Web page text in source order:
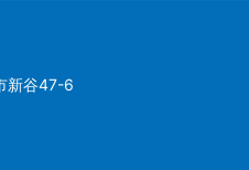
新谷47-6